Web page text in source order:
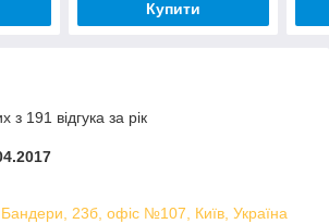
Купити
з 191 відгука за рік
Бандери, 23б, офіс №107, Київ, Україна